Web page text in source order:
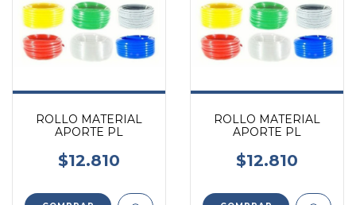
ROLLO MATERIAL
APORTE PL
$12.810
ROLLO MATERIAL
APORTE PL
$12.810